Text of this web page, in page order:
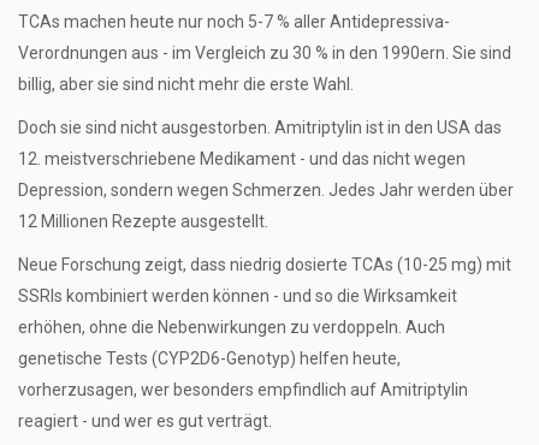
TCAs machen heute nur noch 5-7 % aller Antidepressiva-
Verordnungen aus - im Vergleich zu 30 % in den 1990ern. Sie sind
billig, aber sie sind nicht mehr die erste Wahl.
Doch sie sind nicht ausgestorben. Amitriptylin ist in den USA das
12. meistverschriebene Medikament - und das nicht wegen
Depression, sondern wegen Schmerzen. Jedes Jahr werden über
12 Millionen Rezepte ausgestellt.
Neue Forschung zeigt, dass niedrig dosierte TCAs (10-25 mg) mit
SSRIs kombiniert werden können - und so die Wirksamkeit
erhöhen, ohne die Nebenwirkungen zu verdoppeln. Auch
genetische Tests (CYP2D6-Genotyp) helfen heute,
vorherzusagen, wer besonders empfindlich auf Amitriptylin
reagiert - und wer es gut verträgt.